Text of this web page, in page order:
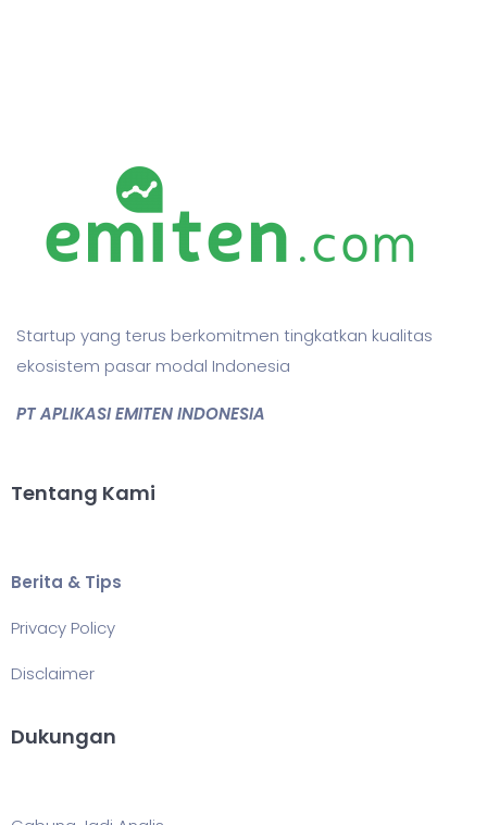
Startup yang terus berkomitmen tingkatkan kualitas
ekosistem pasar modal Indonesia
PT APLIKASI EMITEN INDONESIA
Tentang Kami
Berita & Tips
Privacy Policy
Disclaimer
Dukungan